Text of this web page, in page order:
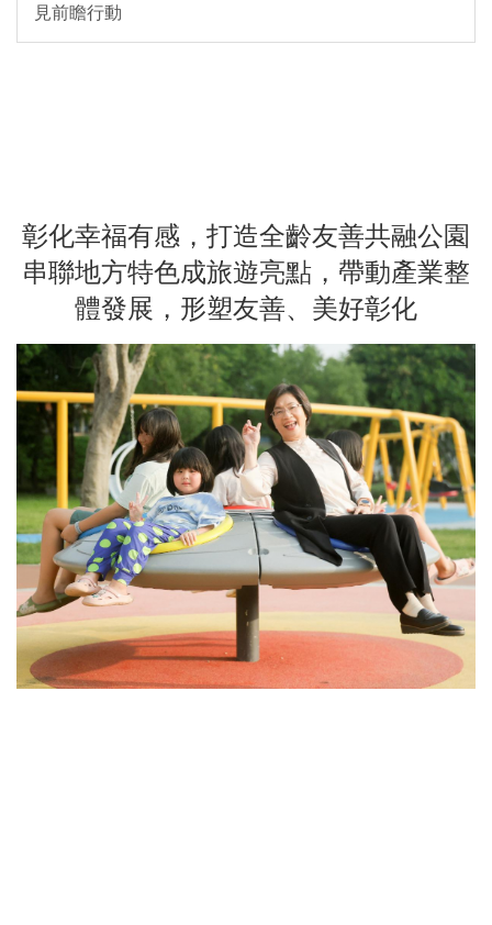
見前瞻行動
彰化幸福有感，打造全齡友善共融公園
串聯地方特色成旅遊亮點，帶動產業整
體發展，形塑友善、美好彰化